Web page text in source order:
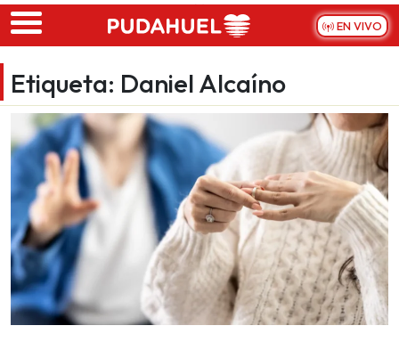
Skip to main content
EN VIVO
Etiqueta: Daniel Alcaíno